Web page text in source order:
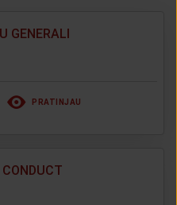
GENERALI
PRATINJAU
CONDUCT